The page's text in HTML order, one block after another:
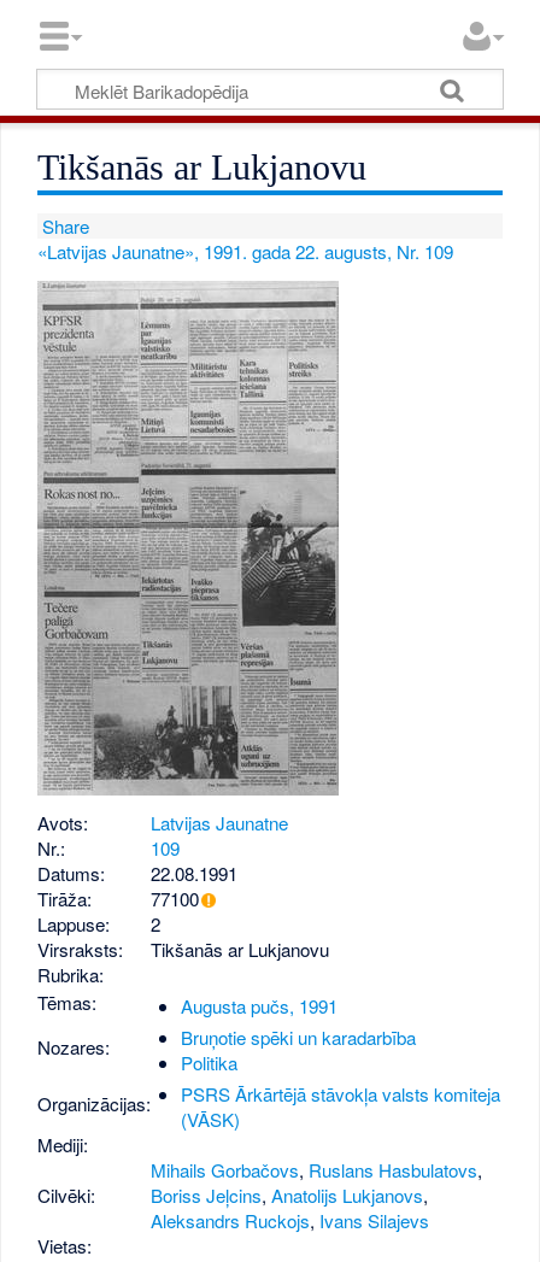
Tikšanās ar Lukjanovu
Share
«Latvijas Jaunatne», 1991. gada 22. augusts, Nr. 109
Avots:
Latvijas Jaunatne
Nr.:
109
Datums:
22.08.1991
Tirāža:
77100
Lappuse:
2
Virsraksts:
Tikšanās ar Lukjanovu
Rubrika:
Tēmas:
Augusta pučs, 1991
Nozares:
Bruņotie spēki un karadarbība
Politika
Organizācijas:
PSRS Ārkārtējā stāvokļa valsts komiteja
(VĀSK)
Mediji:
Cilvēki:
Mihails Gorbačovs, Ruslans Hasbulatovs,
Boriss Jeļcins,Anatolijs Lukjanovs,
Aleksandrs Ruckojs, Ivans Silajevs
Vietas: